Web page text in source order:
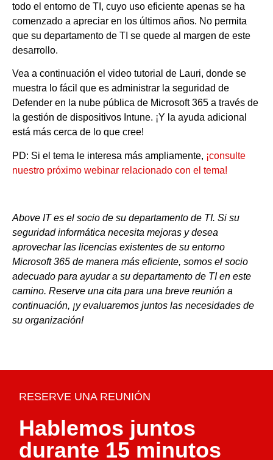
todo el entorno de TI, cuyo uso eficiente apenas se ha
comenzado a apreciar en los últimos años. No permita
que su departamento de TI se quede al margen de este
desarrollo.
Vea a continuación el video tutorial de Lauri, donde se
muestra lo fácil que es administrar la seguridad de
Defender en la nube pública de Microsoft 365 a través de
la gestión de dispositivos Intune. ¡Y la ayuda adicional
está más cerca de lo que cree!
PD: Si el tema le interesa más ampliamente, ¡consulte
nuestro próximo webinar relacionado con el tema!
Above IT es el socio de su departamento de TI. Si su
seguridad informática necesita mejoras y desea
aprovechar las licencias existentes de su entorno
Microsoft 365 de manera más eficiente, somos el socio
adecuado para ayudar a su departamento de TI en este
camino. Reserve una cita para una breve reunión a
continuación, ¡y evaluaremos juntos las necesidades de
su organización!
RESERVE UNA REUNIÓN
Hablemos juntos
durante 15 minutos